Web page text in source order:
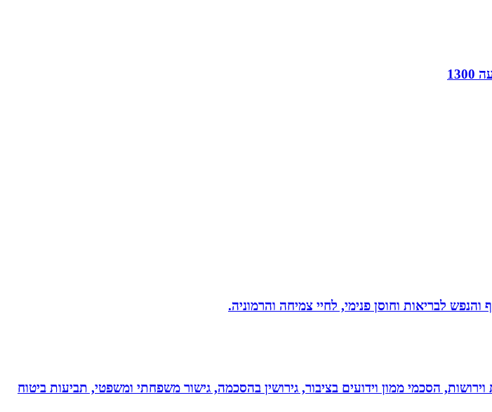
לבריאות וחוסן פנימי, לחיי צמיחה והרמוניה.
הסכמי ממון וידועים בציבור, גירושין בהסכמה, גישור משפחתי ומשפטי, תביעות ביטוח